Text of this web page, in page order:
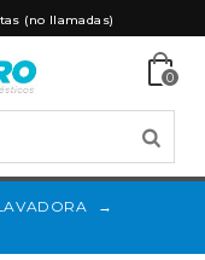
(no llamadas)
0
→